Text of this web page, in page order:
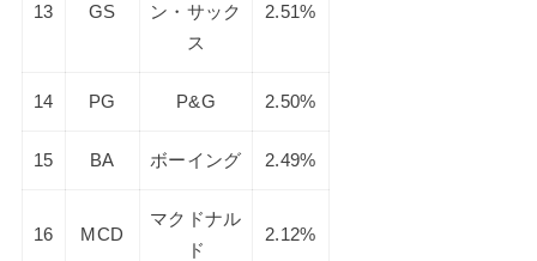
13 GS
ン・サック
ス
2.51%
14 PG P&G 2.50%
15 BA ボーイング 2.49%
16 MCD
マクドナル
ド
2.12%